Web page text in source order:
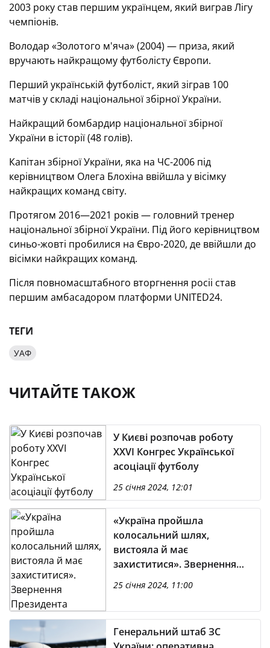
2003 року став першим українцем, який виграв Лігу
чемпіонів.
Володар «Золотого м'яча» (2004) — приза, який
вручають найкращому футболісту Європи.
Перший українській футболіст, який зіграв 100
матчів у складі національної збірної України.
Найкращий бомбардир національної збірної
України в історії (48 голів).
Капітан збірної України, яка на ЧС-2006 під
керівництвом Олега Блохіна ввійшла у вісімку
найкращих команд світу.
Протягом 2016—2021 років — головний тренер
національної збірної України. Під його керівництвом
синьо-жовті пробилися на Євро-2020, де ввійшли до
вісімки найкращих команд.
Після повномасштабного вторгнення росіі став
першим амбасадором платформи UNITED24.
ТЕГИ
УАФ
ЧИТАЙТЕ ТАКОЖ
У Києві розпочав роботу
XXVI Конгрес Української
асоціації футболу
25 січня 2024, 12:01
«Україна пройшла
колосальний шлях,
вистояла й має
захиститися». Звернення
Президента України
Володимира Зеленського
25 січня 2024, 11:00
Генеральний штаб ЗС